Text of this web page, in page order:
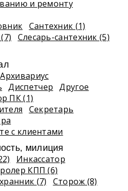
и ремонту
Сантехник (1)
Слесарь-сантехник (5)
Архивариус
Диспетчер
Другое
ПК (1)
Секретарь
с клиентами
милиция
Инкассатор
КПП (6)
(7) Сторож (8)